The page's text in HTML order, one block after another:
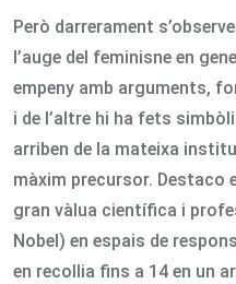
Però darrerament
l’auge del feminisne en
empeny amb arguments,
i de l’altre hi ha fets
arriben de la mateixa
màxim precursor. Destaco
gran vàlua científica i
Nobel) en espais de
en recollia fins a 14 en un